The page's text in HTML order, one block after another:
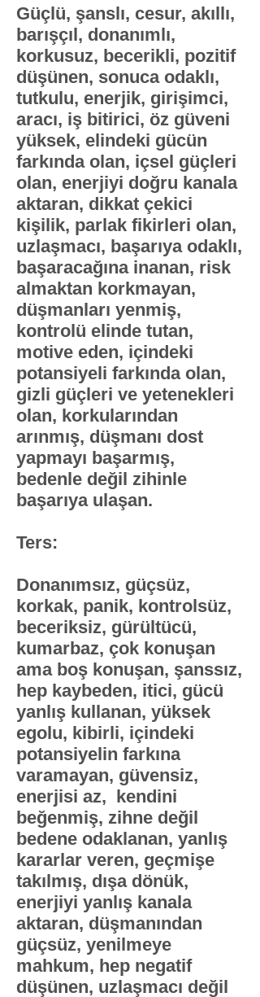
​Güçlü, şanslı, cesur, akıllı,
barışçıl, donanımlı,
korkusuz, becerikli, pozitif
düşünen, sonuca odaklı,
tutkulu, enerjik, girişimci,
aracı, iş bitirici, öz güveni
yüksek, elindeki gücün
farkında olan, içsel güçleri
olan, enerjiyi doğru kanala
aktaran, dikkat çekici
kişilik, parlak fikirleri olan,
uzlaşmacı, başarıya odaklı,
başaracağına inanan, risk
almaktan korkmayan,
düşmanları yenmiş,
kontrolü elinde tutan,
motive eden, içindeki
potansiyeli farkında olan,
gizli güçleri ve yetenekleri
olan, korkularından
arınmış, düşmanı dost
yapmayı başarmış,
bedenle değil zihinle
başarıya ulaşan.
Ters:
​Donanımsız, güçsüz,
korkak, panik, kontrolsüz,
beceriksiz, gürültücü,
kumarbaz, çok konuşan
ama boş konuşan, şanssız,
hep kaybeden, itici, gücü
yanlış kullanan, yüksek
egolu, kibirli, içindeki
potansiyelin farkına
varamayan, güvensiz,
enerjisi az, kendini
beğenmiş, zihne değil
bedene odaklanan, yanlış
kararlar veren, geçmişe
takılmış, dışa dönük,
enerjiyi yanlış kanala
aktaran, düşmanından
güçsüz, yenilmeye
mahkum, hep negatif
düşünen, uzlaşmacı değil